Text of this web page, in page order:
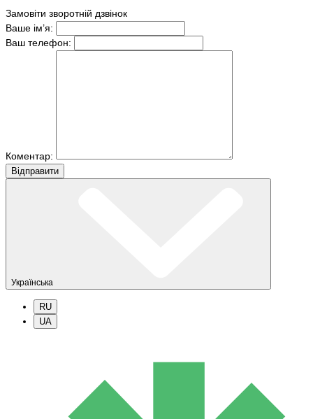
Замовіти зворотній дзвінок
Ваше ім’я:
Ваш телефон:
Коментар:
Вiдправити
Українська
RU
UA